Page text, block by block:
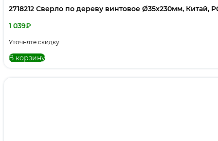
2718212 Сверло по дереву винтовое Ø35х230мм, Китай,
1 039₽
Уточняте скидку
В корзину